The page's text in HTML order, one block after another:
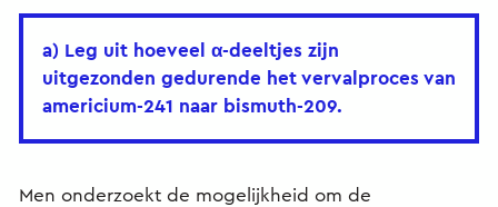
a) Leg uit hoeveel α-deeltjes zijn
uitgezonden gedurende het vervalproces van
americium-241 naar bismuth-209.
Men onderzoekt de mogelijkheid om de